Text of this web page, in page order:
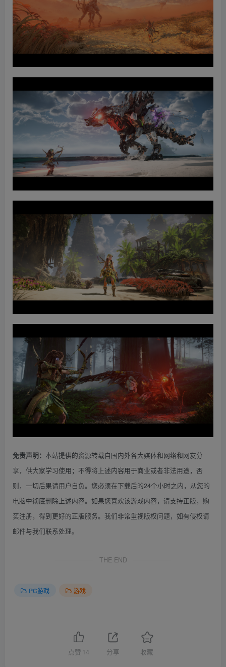
免责声明： 本站提供的资源转载自国内外各大媒体和网络和网友分
享，供大家学习使用；不得将上述内容用于商业或者非法用途，否
则，一切后果请用户自负。您必须在下载后的24个小时之内，从您的
电脑中彻底删除上述内容。如果您喜欢该游戏内容，请支持正版，购
买注册，得到更好的正版服务。我们非常重视版权问题，如有侵权请
邮件与我们联系处理。
THE END
PC游戏 游戏
点赞 14 分享 收藏